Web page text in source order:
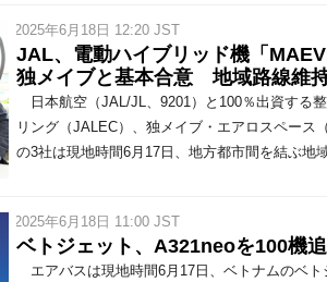
/ 2025年6月18日 12:20 JST
JAL、電動ハイブリッド機「
独メイブと基本合意 地域路線維
日本航空（JAL/JL、9201）と100％出資する
リング（JALEC）、独メイブ・エアロスペース
の3社は現地時間6月17日、地方都市間を結ぶ地
/ 2025年6月18日 11:00 JST
ベトジェット、A321neoを100機
エアバスは現地時間6月17日、ベトナムのベト